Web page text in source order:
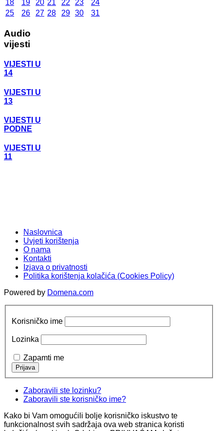
18
19 20 21 22 23
24
25
26 27 28 29 30 31
Audio
vijesti
VIJESTI U
14
VIJESTI U
13
VIJESTI U
PODNE
VIJESTI U
11
Naslovnica
Uvjeti korištenja
O nama
Kontakti
Izjava o privatnosti
Politika korištenja kolačića (Cookies Policy)
Powered by Domena.com
Korisničko ime
Lozinka
Zapamti me
Zaboravili ste lozinku?
Zaboravili ste korisničko ime?
Kako bi Vam omogućili bolje korisničko iskustvo te
funkcionalnost svih sadržaja ova web stranica koristi